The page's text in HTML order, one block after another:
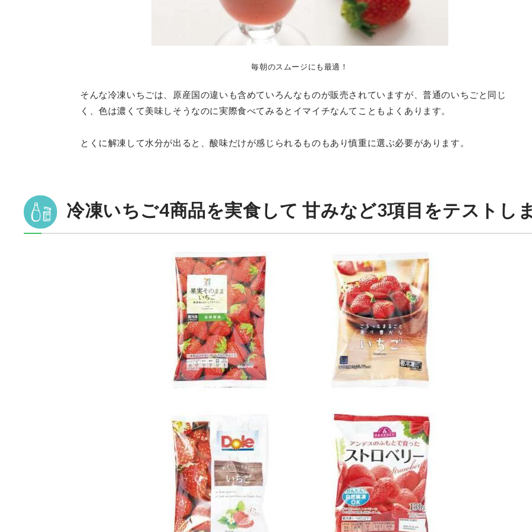
毎朝のスムージにも最適！
そんな冷凍いちごは、原産国の違いも含めていろんなものが販売されていますが、普通のいちごと同じ
く、色は濃くて美味しそうなのに実際食べてみるとイマイチなんてこともよくあります。
とくに解凍して水分が出ると、酸味だけが感じられるものもあり慎重に選ぶ必要があります。
冷凍いちご4商品を実食して 甘みなど3項目をテストし